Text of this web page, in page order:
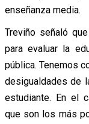
enseñanza media.
Treviño señaló
para evaluar la
pública. Tenemos
desigualdades de
estudiante. En el
que son los más